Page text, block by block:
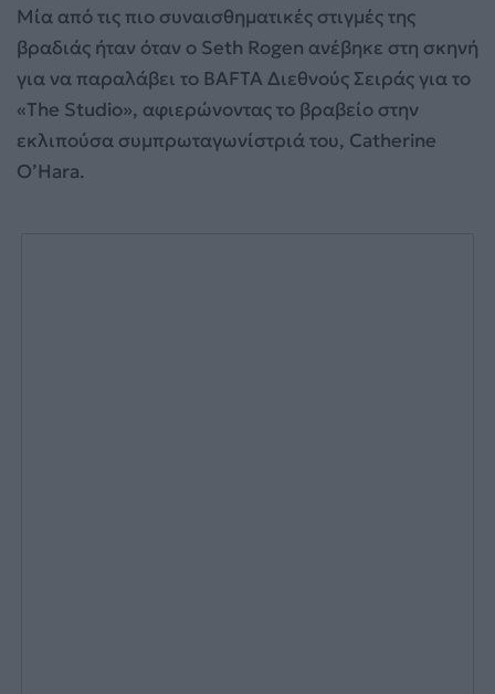
Μία από τις πιο συναισθηματικές στιγμές της
βραδιάς ήταν όταν ο Seth Rogen ανέβηκε στη σκηνή
για να παραλάβει το BAFTA Διεθνούς Σειράς για το
«The Studio», αφιερώνοντας το βραβείο στην
εκλιπούσα συμπρωταγωνίστριά του, Catherine
O’Hara.